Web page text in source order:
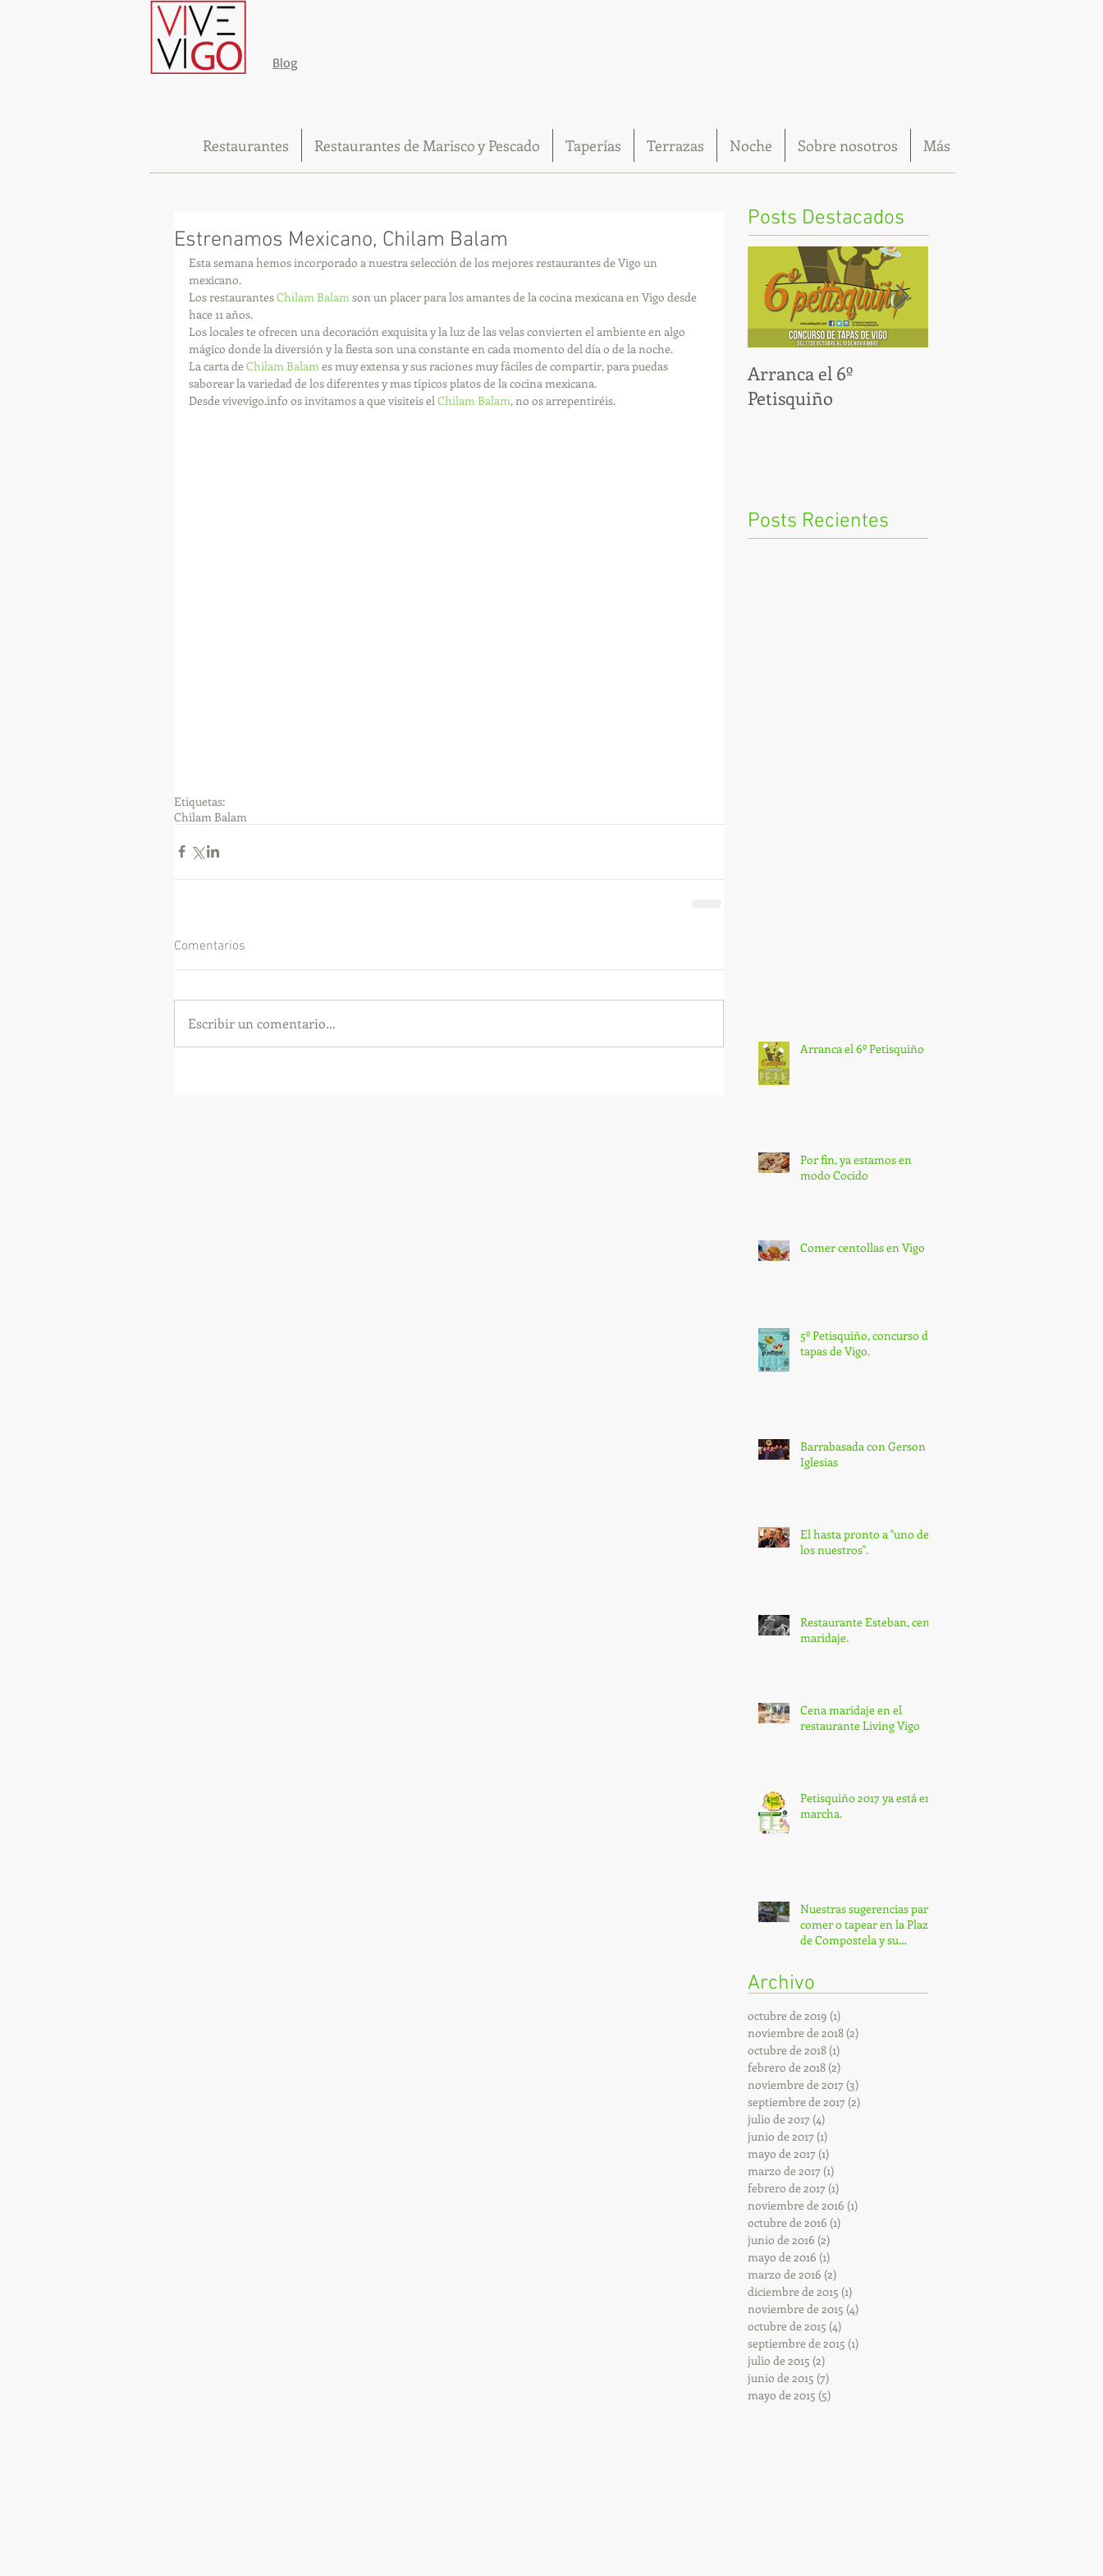
Blog
Restaurantes Restaurantes de Marisco y Pescado Taperías Terrazas Noche Sobre nosotros Más
Estrenamos Mexicano, Chilam Balam
Esta semana hemos incorporado a nuestra selección de los mejores restaurantes de Vigo un
mexicano.
Los restaurantes Chilam Balam son un placer para los amantes de la cocina mexicana en Vigo desde
hace 11 años.
Los locales te ofrecen una decoración exquisita y la luz de las velas convierten el ambiente en algo
mágico donde la diversión y la fiesta son una constante en cada momento del día o de la noche.
La carta de Chilam Balam es muy extensa y sus raciones muy fáciles de compartir, para puedas
saborear la variedad de los diferentes y mas típicos platos de la cocina mexicana.
Desde vivevigo.info os invitamos a que visiteis el Chilam Balam, no os arrepentiréis.
Etiquetas:
Chilam Balam
Comentarios
Escribir un comentario...
Posts Destacados
Arranca el 6º
Petisquiño
Posts Recientes
Arranca el 6º Petisquiño
Por fin, ya estamos en
modo Cocido
Comer centollas en Vigo
5º Petisquiño, concurso de
tapas de Vigo.
Barrabasada con Gerson
Iglesias
El hasta pronto a "uno de
los nuestros".
Restaurante Esteban, cena
maridaje.
Cena maridaje en el
restaurante Living Vigo
Petisquiño 2017 ya está en
marcha.
Nuestras sugerencias para
comer o tapear en la Plaza
de Compostela y su
Archivo
octubre de 2019 (1)
noviembre de 2018 (2)
octubre de 2018 (1)
febrero de 2018 (2)
noviembre de 2017 (3)
septiembre de 2017 (2)
julio de 2017 (4)
junio de 2017 (1)
mayo de 2017 (1)
marzo de 2017 (1)
febrero de 2017 (1)
noviembre de 2016 (1)
octubre de 2016 (1)
junio de 2016 (2)
mayo de 2016 (1)
marzo de 2016 (2)
diciembre de 2015 (1)
noviembre de 2015 (4)
octubre de 2015 (4)
septiembre de 2015 (1)
julio de 2015 (2)
junio de 2015 (7)
mayo de 2015 (5)